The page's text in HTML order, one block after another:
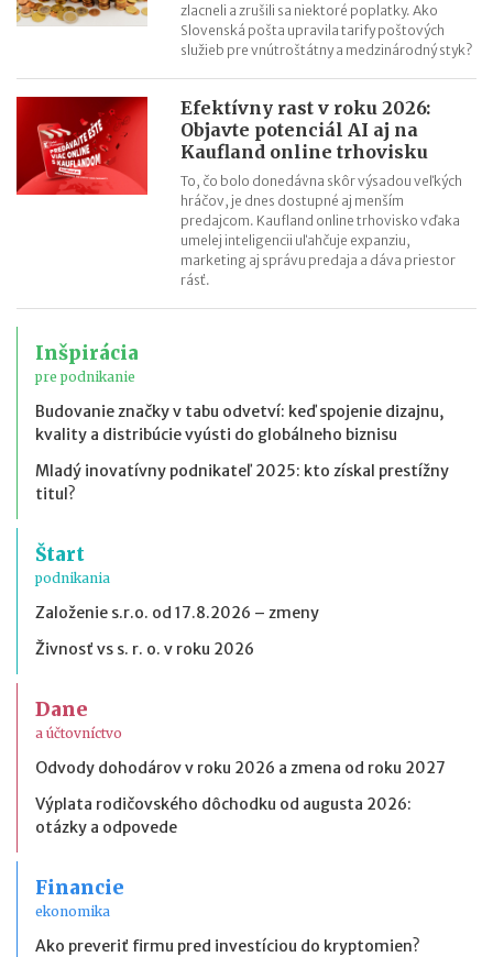
zlacneli a zrušili sa niektoré poplatky. Ako
Slovenská pošta upravila tarify poštových
služieb pre vnútroštátny a medzinárodný styk?
Efektívny rast v roku 2026:
Objavte potenciál AI aj na
Kaufland online trhovisku
To, čo bolo donedávna skôr výsadou veľkých
hráčov, je dnes dostupné aj menším
predajcom. Kaufland online trhovisko vďaka
umelej inteligencii uľahčuje expanziu,
marketing aj správu predaja a dáva priestor
rásť.
Inšpirácia
pre podnikanie
Budovanie značky v tabu odvetví: keď spojenie dizajnu,
kvality a distribúcie vyústi do globálneho biznisu
Mladý inovatívny podnikateľ 2025: kto získal prestížny
titul?
Štart
podnikania
Založenie s.r.o. od 17.8.2026 – zmeny
Živnosť vs s. r. o. v roku 2026
Dane
a účtovníctvo
Odvody dohodárov v roku 2026 a zmena od roku 2027
Výplata rodičovského dôchodku od augusta 2026:
otázky a odpovede
Financie
ekonomika
Ako preveriť firmu pred investíciou do kryptomien?